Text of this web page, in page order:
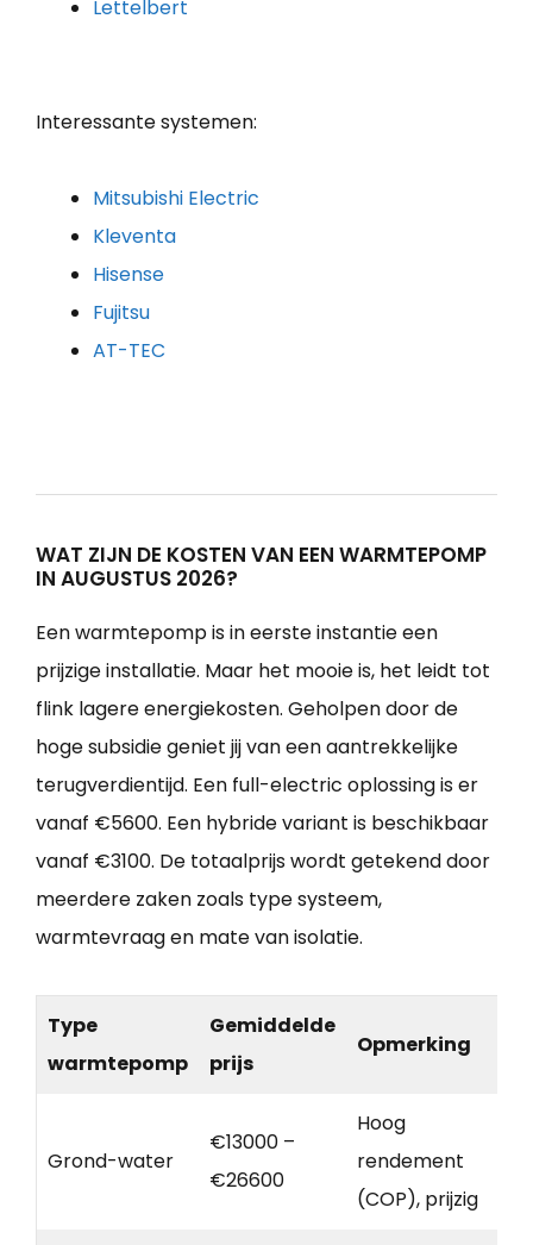
Lettelbert
Interessante systemen:
Mitsubishi Electric
Kleventa
Hisense
Fujitsu
AT-TEC
WAT ZIJN DE KOSTEN VAN EEN WARMTEPOMP
IN AUGUSTUS 2026?
Een warmtepomp is in eerste instantie een
prijzige installatie. Maar het mooie is, het leidt tot
flink lagere energiekosten. Geholpen door de
hoge subsidie geniet jij van een aantrekkelijke
terugverdientijd. Een full-electric oplossing is er
vanaf €5600. Een hybride variant is beschikbaar
vanaf €3100. De totaalprijs wordt getekend door
meerdere zaken zoals type systeem,
warmtevraag en mate van isolatie.
Type
warmtepomp
Gemiddelde
prijs
Opmerking
Grond-water
€13000 –
€26600
Hoog
rendement
(COP), prijzig